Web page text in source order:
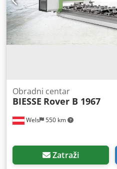
Wels 550 km
Obradni centar
BIESSE Rover B 1967
Zatraži